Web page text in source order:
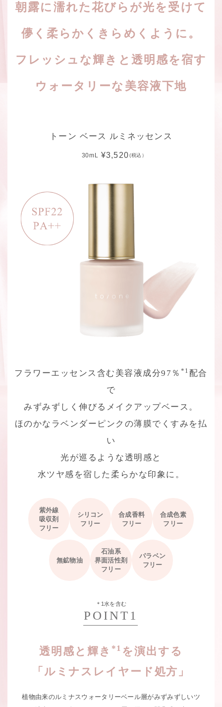
朝露に濡れた花びらが光を受けて
儚く柔らかくきらめくように。
フレッシュな輝きと透明感を宿す
ウォータリーな美容液下地
トーン ベース ルミネッセンス
30mL ¥3,520(税込）
フラワーエッセンス含む美容液成分97％ *1 配合
で
みずみずしく伸びるメイクアップベース。
ほのかなラベンダーピンクの薄膜でくすみを払
い
光が巡るような透明感と
水ツヤ感を宿した柔らかな印象に。
紫外線
吸収剤
フリー
シリコン
フリー
合成香料
フリー
合成色素
フリー
無鉱物油
石油系
界面活性剤
フリー
パラベン
フリー
＊1水を含む
POINT1
透明感と輝き *1 を演出する
「ルミナスレイヤード処方」
植物由来のルミナスウォータリーベール層がみずみずしいツ